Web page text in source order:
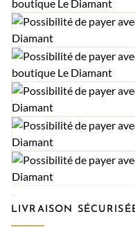
LIVRAISON